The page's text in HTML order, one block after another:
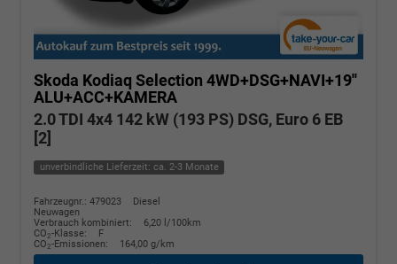
Skoda Kodiaq Selection 4WD+DSG+NAVI+19''
ALU+ACC+KAMERA
2.0 TDI 4x4 142 kW (193 PS) DSG, Euro 6 EB
[2]
unverbindliche Lieferzeit: ca. 2-3 Monate
Fahrzeugnr.: 479023
Diesel
Neuwagen
Verbrauch kombiniert:
6,20 l/100km
CO2-Klasse:
F
CO2-Emissionen: 164,00 g/km